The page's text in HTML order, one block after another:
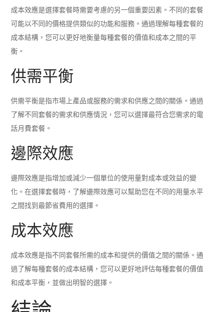
成本效應是選擇套餐時需要考慮的另一個重要因素。不同的套餐
可能以不同的價格提供類似的功能和服務。通過理解每種套餐的
成本結構，您可以更好地衡量每種套餐的價值和成本之間的平
衡。
供需平衡
供需平衡是指市場上產品或服務的需求和供應之間的關係。通過
了解不同套餐的需求和供應情況，您可以選擇最符合您需求的電
話月費套餐。
邊際效應
邊際效應是指增加或減少一個單位的使用量對成本或效益的變
化。在選擇套餐時，了解邊際效應可以幫助您在不同的用量水平
之間找到最節省費用的選擇。
成本效應
成本效應是指不同套餐所需的成本和提供的價值之間的關係。通
過了解每種套餐的成本結構，您可以更好地評估每種套餐的價值
和成本平衡，並做出明智的選擇。